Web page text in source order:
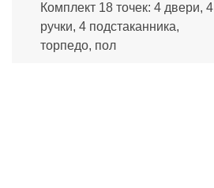
Комплект 18 точек: 4 двери, 4
ручки, 4 подстаканника,
торпедо, пол